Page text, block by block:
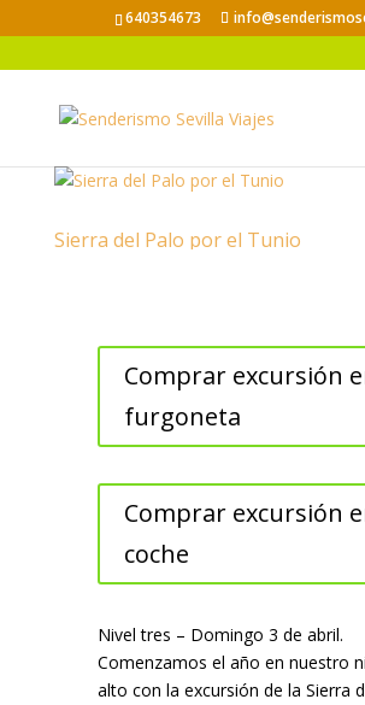
640354673
Sierra del Palo por el Tunio
Comprar excursión
furgoneta
Comprar excursión
coche
Nivel tres – Domingo 3 de abril.
Comenzamos el año en nuestro
alto con la excursión de la Sierra